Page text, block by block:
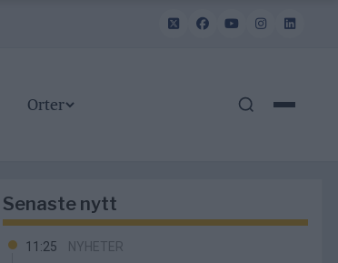
Orter
Senaste nytt
11:25 NYHETER